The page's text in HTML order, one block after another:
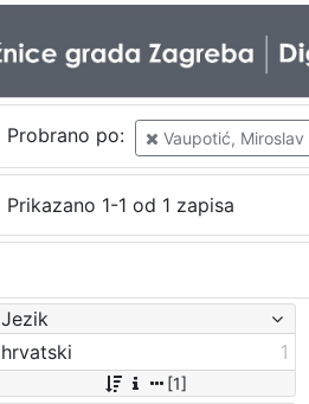
Probrano po: Vaupotić,
Prikazano 1-1 od 1 zapisa
Jezik
hrvatski
1
[1]